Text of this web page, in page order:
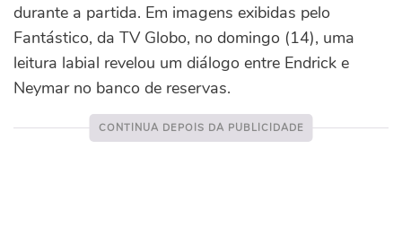
durante a partida. Em imagens exibidas pelo
Fantástico, da TV Globo, no domingo (14), uma
leitura labial revelou um diálogo entre Endrick e
Neymar no banco de reservas.